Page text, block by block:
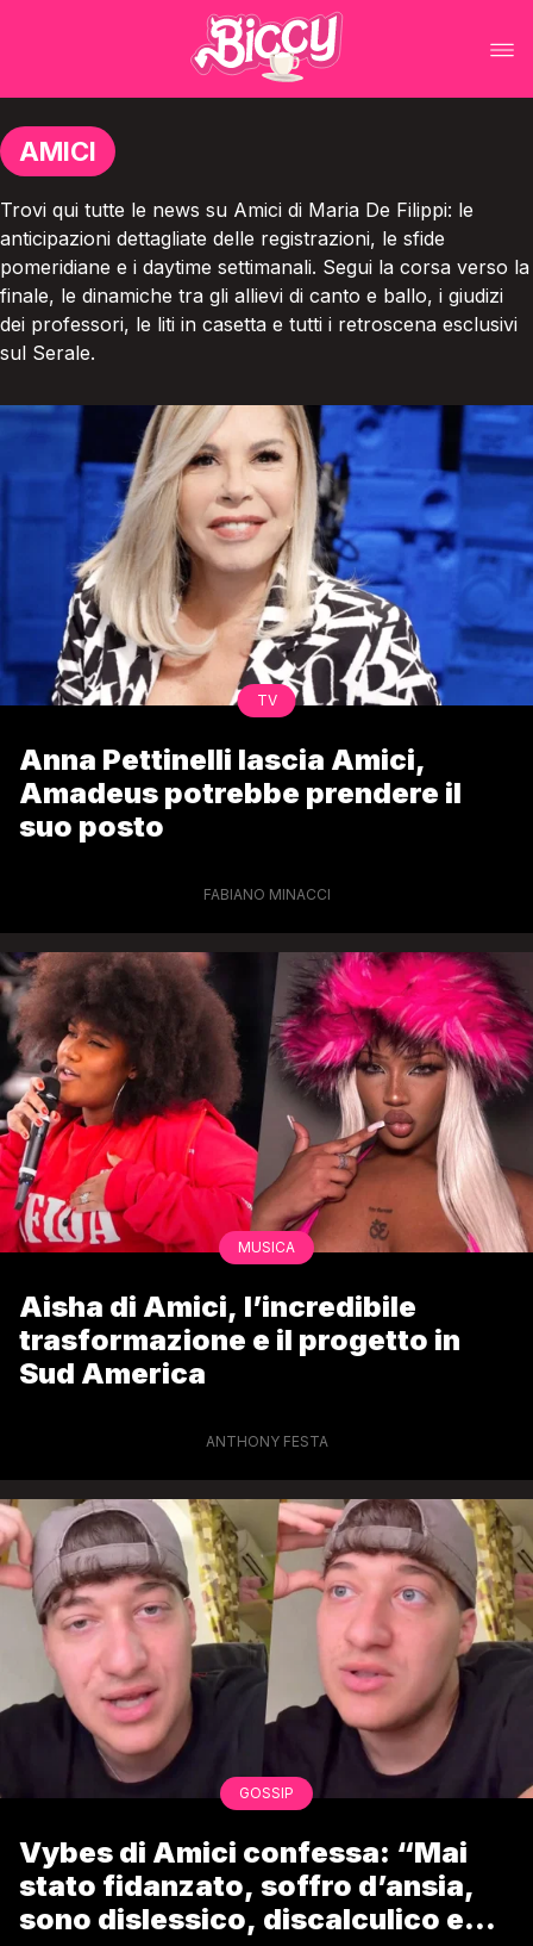
AMICI
Trovi qui tutte le news su Amici di Maria De Filippi: le
anticipazioni dettagliate delle registrazioni, le sfide
pomeridiane e i daytime settimanali. Segui la corsa verso la
finale, le dinamiche tra gli allievi di canto e ballo, i giudizi
dei professori, le liti in casetta e tutti i retroscena esclusivi
sul Serale.
TV
Anna Pettinelli lascia Amici,
Amadeus potrebbe prendere il
suo posto
FABIANO MINACCI
MUSICA
Aisha di Amici, l’incredibile
trasformazione e il progetto in
Sud America
ANTHONY FESTA
GOSSIP
Vybes di Amici confessa: “Mai
stato fidanzato, soffro d’ansia,
sono dislessico, discalculico e